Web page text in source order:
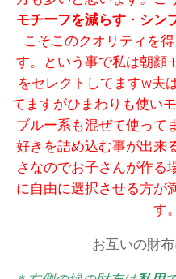
モチーフを減らす ・ シン
こそこのクオリティを
す。という事で私は朝顔
をセレクトしてますw夫
てますがひまわりも使い
ブルー系も混ぜて使って
好きを詰め込む事が出来
さなのでお子さんが作る
に自由に選択させる方が
す
お互いの財